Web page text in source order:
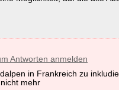
Antworten anmelden
in Frankreich zu
mehr